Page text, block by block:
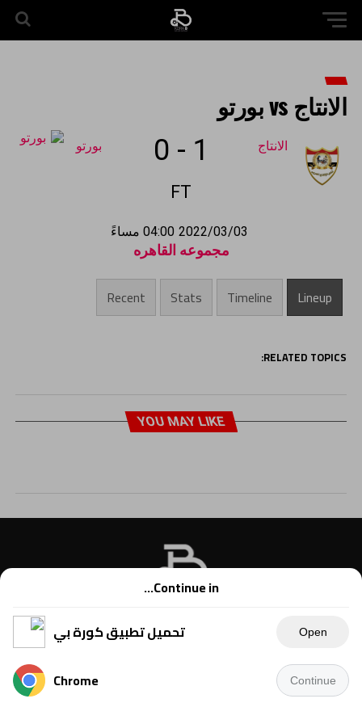
الانتاج vs بورتو
الانتاج 1
-
0
FT
بورتو
2022/03/03 04:00 مساءً
مجموعه القاهره
Lineup
Timeline
Stats
Recent
RELATED TOPICS:
YOU MAY LIKE
Copyright © 2021 Kora B, powered by Ahmednet.info
Continue in...
تحميل تطبيق كورة بي
Open
Chrome Continue